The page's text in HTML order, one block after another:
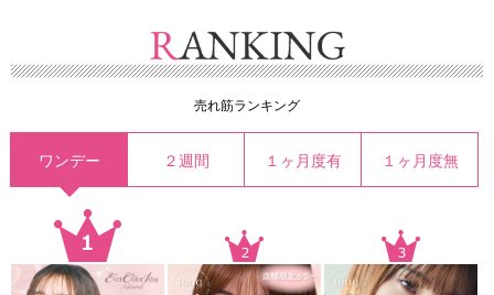
売れ筋ランキング
ワンデー ２週間 １ヶ月度有 １ヶ月度無